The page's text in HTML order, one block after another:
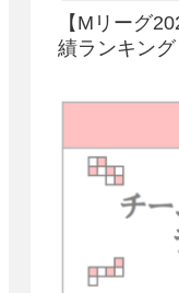
【Mリーグ
績ランキング